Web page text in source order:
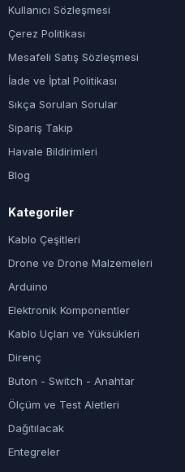
Kullanıcı Sözleşmesi
Çerez Politikası
Mesafeli Satış Sözleşmesi
İade ve İptal Politikası
Sıkça Sorulan Sorular
Sipariş Takip
Havale Bildirimleri
Blog
Kategoriler
Kablo Çeşitleri
Drone ve Drone Malzemeleri
Arduino
Elektronik Komponentler
Kablo Uçları ve Yüksükleri
Direnç
Buton - Switch - Anahtar
Ölçüm ve Test Aletleri
Dağıtılacak
Entegreler